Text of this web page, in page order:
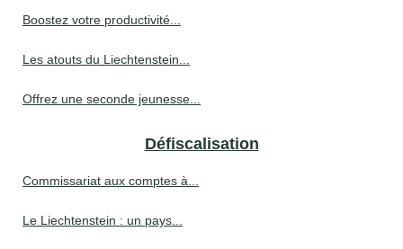
Boostez votre productivité...
Les atouts du Liechtenstein...
Offrez une seconde jeunesse...
Défiscalisation
Commissariat aux comptes à...
Le Liechtenstein : un pays...